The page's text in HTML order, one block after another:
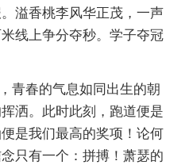
溢香桃李风华正茂，一声
线上争分夺秒。学子夺冠
青春的气息如同出生的朝
洒。此时此刻，跑道便是
是我们最高的奖项！论何
只有一个：拼搏！萧瑟的